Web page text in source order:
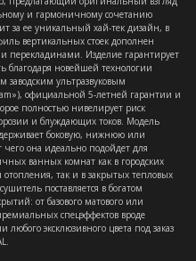
и гармоничному сочетанию
за ее уникальный хай-тек дизайн, в
вертикальных стоек дополнен
Изделие гарантирует
благодаря новейшей технологии
заводским ультразвуковым
официальной 5-летней гарантии и
полностью нивелирует риск
и блуждающих токов. Модель
боковую, нижнюю или
чего она идеально подойдет для
ванных комнат как в городских
так и в закрытых тепловых
поставляется в богатом
от базового матового или
спецэффектов вроде
любого эксклюзивного цвета под заказ